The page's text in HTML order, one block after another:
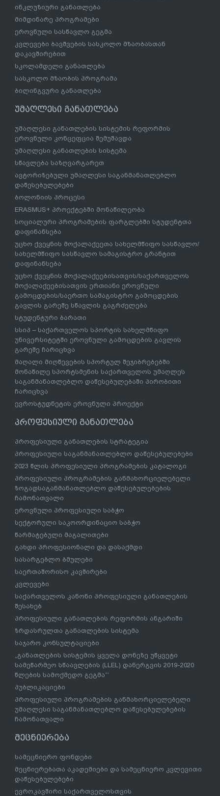
ინკლუზიური განათლება
მიმდინარე პროგრამები
ეროვნული სასწავლო გეგმა
კვლევები ბავშვების სასკოლო მზაობასთან
დაკავშირებით
სკოლამდელი განათლება
სასკოლო მზაობის პროგრამა
ბილინგვური განათლება
უმაღლესი განათლება
უმაღლესი განათლების სისტემის რეფორმის
ეროვნული კონცეფცია შემუშავდა
უმაღლესი განათლების სისტემა
სწავლება საზღვარგარეთ
ავტორიზებული უმაღლესი საგანმანათლებლო
დაწესებულებები
ბოლონიის პროცესი
ERASMUS+ პროექტებში მონაწილეობა
სოციალური პროგრამების ფარგლებში სტუდენტთა
დაფინანსება
უცხო ქვეყნის მოქალაქეეთა სახელმწიფო სასწავლო/
სახელმწიფო სასწავლო სამაგისტრო გრანტით
დაფინანსება
უცხო ქვეყნის მოქალაქეებისათვის/საქართველოს
მოქალაქეებისათვის ერთიანი ეროვნული
გამოცდების/საერთო სამაგისტრო გამოცდების
გავლის გარეშე სწავლის გაგრძელება
სტუდენტური ბარათი
სსიპ – საქართველოს სპორტის სახელმწიფო
უნივერსიტეტში ეროვნული გამოცდების გავლის
გარეშე ჩარიცხვა
მაღალი მიღწევების სპორტულ შეჯიბრებებში
მონაწილე სპორტსმენის საქართველოს უმაღლეს
საგანმანათლებლო დაწესებულებაში პირობითი
ჩარიცხვა
ევროსტუდნეტის ეროვნული პროექტი
პროფესიული განათლება
პროფესიული განათლების სტრატეგია
პროფესიული საგანმანათლებლო დაწესებულებები
2023 წლის პროფესიული პროგრამების კატალოგი
პროფესიული პროგრამების განმახორციელებელი
ზოგადსაგანმანათლებლო დაწესებულებების
ჩამონათვალი
ეროვნული პროფესიული საბჭო
სექტორული საკოორდინაციო საბჭო
წარმატებული მაგალითები
გახდი პროფესიონალი და დასაქმდი
სასარგებლო ბმულები
საერთაშორისო კავშირები
კვლევები
საქართველოს კანონი პროფესიული განათლების
შესახებ
პროფესიული განათლების რეფორმის ანგარიში
ზრდასრულთა განათლების სისტემა
საჯარო კონსულტაციები
„განათლების სისტემის ყველა დონეზე უწყვეტი
სამეწარმეო სწაავლების (LLEL) დანერგვის 2019-2020
წლების სამოქმედო გეგმა“’
პუბლიკაციები
პროფესიული პროგრამების განმახორციელებელი
უმაღლესი საგანმანათლებლო დაწესებულებების
ჩამონათვალი
მეცნიერება
სამეცნიერო ფონდები
მეცნიერებათა აკადემიები და სამეცნიერო კვლევითი
დაწესებულებები
ევროკავშირი საქართველოსთვის